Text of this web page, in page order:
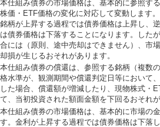
本仕組み債券の市場価格は、基本的に参照す
株価・ETF価格の変化に対応して変動します
銘柄が上昇する過程では債券価格は上昇し、
は債券価格は下落することになります。した
合には（原則、途中売却はできません）、市
却損が生じるおそれがあります。
本仕組み債券の償還は、参照する銘柄（複数
格水準が、観測期間や償還判定日等において
した場合、償還額が増減したり、現物株式・
て、当初投資された額面金額を下回るおそれが
本仕組み債券の市場価格は、基本的に市場の
す。金利が上昇する過程では債券価格は下落